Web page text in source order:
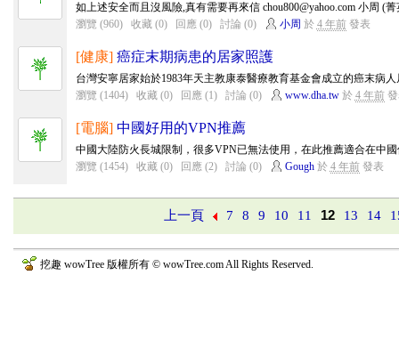
如上述安全而且沒風險,真有需要再來信 chou800@yahoo.com 小周 (
瀏覽 (960)
收藏 (0) 回應 (0) 討論 (0) 小周 於 4 年前發表
[健康] 癌症末期病患的居家照護
台灣安寧居家始於1983年天主教康泰醫療教育基金會成立的癌末病
瀏覽 (1404)
收藏 (0) 回應 (1) 討論 (0) www.dha.tw於 4 年前發
[電腦] 中國好用的VPN推薦
中國大陸防火長城限制，很多VPN已無法使用，在此推薦適合在中
瀏覽 (1454)
收藏 (0) 回應 (2) 討論 (0) Gough於 4 年前發表
上一頁 7 8 9 10 11 12 13 14
挖趣 wowTree 版權所有 © wowTree.com All Rights Reserved.